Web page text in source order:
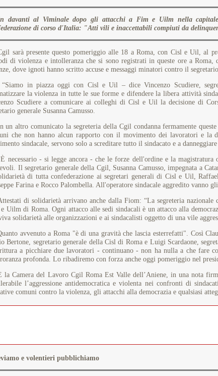
davanti al Viminale dopo gli attacchi a Fim e Uilm nella
di corso d'Italia: "Atti vili e inaccettabili compiuti da
sarà presente questo pomeriggio alle 18 a Roma, con Cisl e Uil, al
di violenza e intolleranza che si sono registrati in queste ore a
dove ignoti hanno scritto accuse e messaggi minatori contro il
in piazza oggi con Cisl e Uil – dice Vincenzo Scudiere,
la violenza in tutte le sue forme e difendere la libera attività
Scudiere a comunicare ai colleghi di Cisl e Uil la decisione di
generale Susanna Camusso.
altro comunicato la segreteria della Cgil condanna fermamente
che non hanno alcun rapporto con il movimento dei lavoratori e la
sindacale, servono solo a screditare tutto il sindacato e a
- si legge ancora - che le forze dell'ordine e la magistratura
Il segretario generale della Cgil, Susanna Camusso, impegnata a
di tutta confederazione ai segretari generali di Cisl e Uil,
Farina e Rocco Palombella. All'operatore sindacale aggredito vanno
di solidarietà arrivano anche dalla Fiom: “La segreteria nazionale
Uilm di Roma. Ogni attacco alle sedi sindacali è un attacco alla
solidarietà alle organizzazioni e ai sindacalisti oggetto di una vile
avvenuto a Roma "è di una gravità che lascia esterrefatti". Così
Bertone, segretario generale della Cisl di Roma e Luigi Scardaone,
a picchiare due lavoratori - continuano - non ha nulla a che fare
profonda. Lo ribadiremo con forza anche oggi pomeriggio nel
Camera del Lavoro Cgil Roma Est Valle dell’Aniene, in una nota
l’aggressione antidemocratica e violenta nei confronti di
comuni contro la violenza, gli attacchi alla democrazia e qualsiasi
e volentieri pubblichiamo